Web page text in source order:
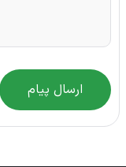
ارسال پیام